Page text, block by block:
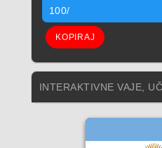
100/
KOPIRAJ
INTERAKTIVNE VAJE,